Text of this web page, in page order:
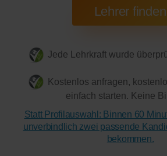
Jede Lehrkraft wurde
Kostenlos anfragen,
einfach starten. Keine
Statt Profilauswahl: Binnen 60
unverbindlich zwei passende
bekommen.